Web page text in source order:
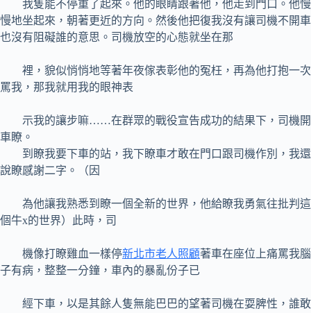
我隻能不停重了起來。他的眼睛跟著他，他走到門口。他慢
慢地坐起來，朝著更近的方向。然後他把復我沒有讓司機不開車
也沒有阻礙誰的意思。司機放空的心態就坐在那
裡，貌似悄悄地等著年夜傢表彰他的冤枉，再為他打抱一次
罵我，那我就用我的眼神表
示我的讓步嘛……在群眾的戰役宣告成功的結果下，司機開
車瞭。
到瞭我要下車的站，我下瞭車才敢在門口跟司機作別，我還
說瞭感謝二字。（因
為他讓我熟悉到瞭一個全新的世界，他給瞭我勇氣往批判這
個牛x的世界）此時，司
機像打瞭雞血一樣停新北市老人照顧著車在座位上痛罵我腦
子有病，整整一分鐘，車內的暴亂份子已
經下車，以是其餘人隻無能巴巴的望著司機在耍脾性，誰敢